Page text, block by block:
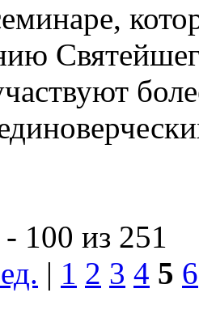
100 из 251
| 1 2 3 4 5 6